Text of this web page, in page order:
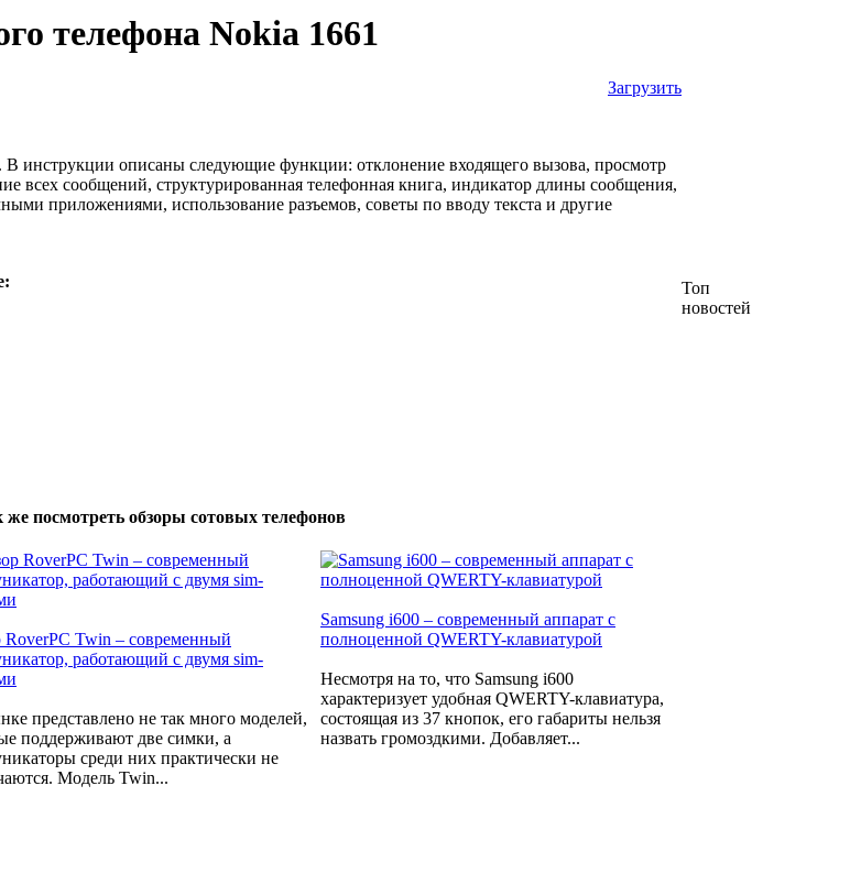
телефона Nokia 1661
Загрузить
В инструкции описаны следующие функции: отклонение входящего вызова, просмотр
всех сообщений, структурированная телефонная книга, индикатор длины сообщения,
приложениями, использование разъемов, советы по вводу текста и другие
же посмотреть обзоры сотовых телефонов
RoverPC Twin – современный
работающий с двумя sim-
представлено не так много моделей,
поддерживают две симки, а
среди них практически не
Модель Twin...
Samsung i600 – современный аппарат с
полноценной QWERTY-клавиатурой
Несмотря на то, что Samsung i600
характеризует удобная QWERTY-клавиатура,
состоящая из 37 кнопок, его габариты нельзя
назвать громоздкими. Добавляет...
Топ
новостей